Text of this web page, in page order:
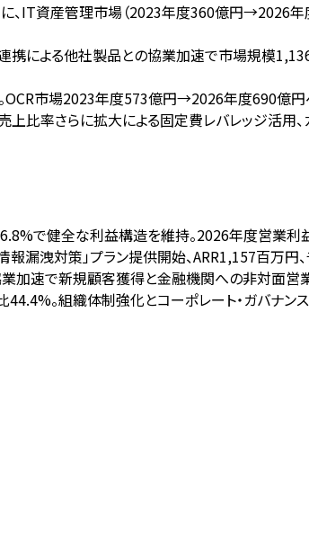
、IT資産管理市場（2023年度360億円→2026
携による他社製品との協業加速で市場規模
OCR市場2023年度573億円→2026年度690億
率さらに拡大による固定費レバレッジ活用
で健全な利益構造を維持。2026年度営業利
漏洩対策」プラン提供開始、ARR1,157百万円
加速で新規顧客獲得と金融機関への非対面営
。組織体制強化とコーポレート・ガバナン